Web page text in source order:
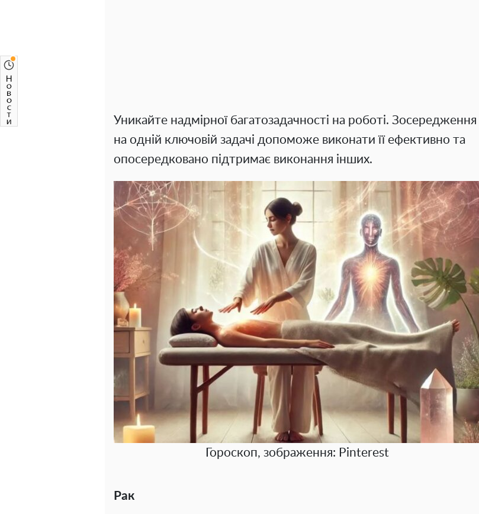
Уникайте надмірної багатозадачності на роботі. Зосередження
на одній ключовій задачі допоможе виконати її ефективно та
опосередковано підтримає виконання інших.
Гороскоп, зображення: Pinterest
Рак